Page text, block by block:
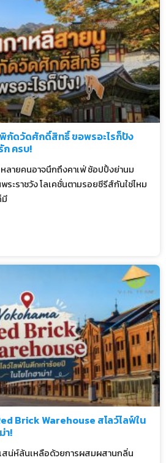
พิกัดวัดศักดิ์สิทธิ์ ขอพรอะไรก็ปัง
ก ครบ!
ลายคนอาจนึกถึงคาเฟ่ ช้อปปิ้งย่านม
ะราชวัง โลเคชั่นตามรอยซีรีส์กันใช่ไหม
มี
Brick Warehouse สโลว์ไลฟ์ใน
า!
สน่ห์ล้นเหลือด้วยการผสมผสานกลิ่น